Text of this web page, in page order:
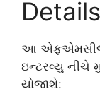
Details
આ એફએમસીજી
ઇન્ટરવ્યુ નીચે
યોજાશે: